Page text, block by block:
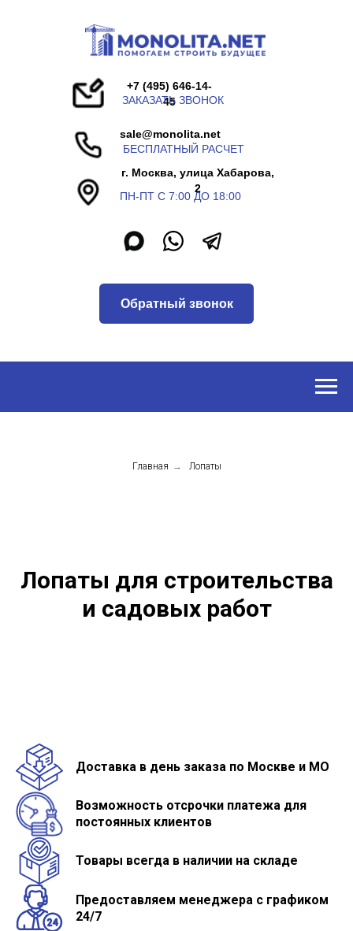
г. Москва, улица Хабарова,
ПН-ПТ С 7:00 ДО 18:00
45
ЗАКАЗАТЬ ЗВОНОК
БЕСПЛАТНЫЙ РАСЧЕТ
Главная → Лопаты
Лопаты для строительства
и садовых работ
Доставка в день заказа по Москве и МО
Возможность отсрочки платежа для
постоянных клиентов
Товары всегда в наличии на складе
Предоставляем менеджера с графиком
24/7